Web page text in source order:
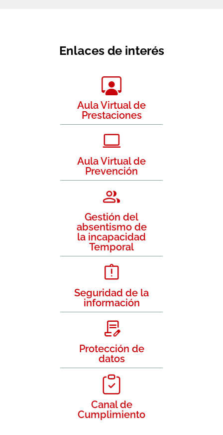
Enlaces de interés
Aula Virtual de
Prestaciones
Aula Virtual de
Prevención
Gestión del
absentismo de
la incapacidad
Temporal
Seguridad de la
información
Protección de
datos
Canal de
Cumplimiento